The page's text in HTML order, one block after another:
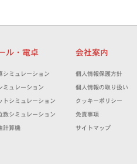
ル・電卓
シミュレーション
ミュレーション
トシミュレーション
数シミュレーション
計算機
会社案内
個人情報保護方針
個人情報の取り扱い
クッキーポリシー
免責事項
サイトマップ